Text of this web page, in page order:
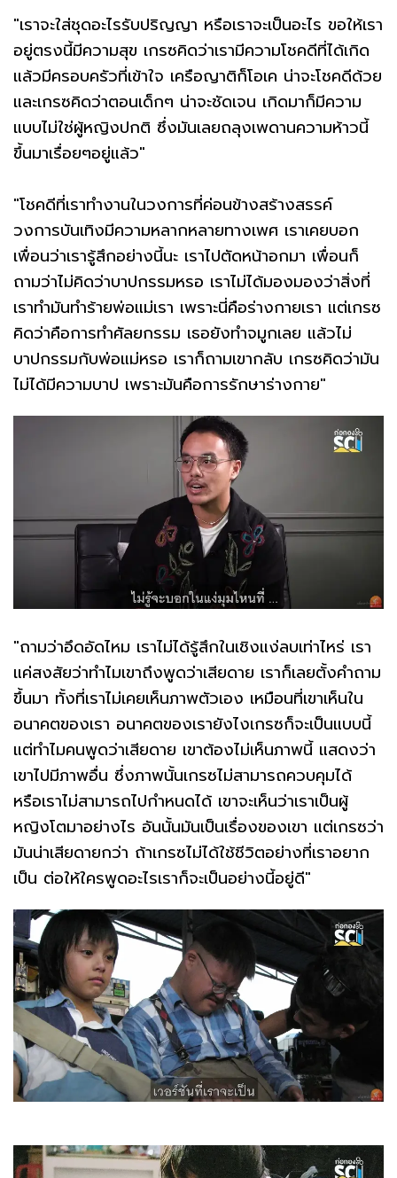
"เราจะใส่ชุดอะไรรับปริญญา หรือเราจะเป็นอะไร ขอให้เรา
อยู่ตรงนี้มีความสุข เกรซคิดว่าเรามีความโชคดีที่ได้เกิด
แล้วมีครอบครัวที่เข้าใจ เครือญาติก็โอเค น่าจะโชคดีด้วย
และเกรซคิดว่าตอนเด็กๆ น่าจะชัดเจน เกิดมาก็มีความ
แบบไม่ใช่ผู้หญิงปกติ ซึ่งมันเลยถลุงเพดานความห้าวนี้
ขึ้นมาเรื่อยๆอยู่แล้ว"
"โชคดีที่เราทำงานในวงการที่ค่อนข้างสร้างสรรค์
วงการบันเทิงมีความหลากหลายทางเพศ เราเคยบอก
เพื่อนว่าเรารู้สึกอย่างนี้นะ เราไปตัดหน้าอกมา เพื่อนก็
ถามว่าไม่คิดว่าบาปกรรมหรอ เราไม่ได้มองมองว่าสิ่งที่
เราทำมันทำร้ายพ่อแม่เรา เพราะนี่คือร่างกายเรา แต่เกรซ
คิดว่าคือการทำศัลยกรรม เธอยังทำจมูกเลย แล้วไม่
บาปกรรมกับพ่อแม่หรอ เราก็ถามเขากลับ เกรซคิดว่ามัน
ไม่ได้มีความบาป เพราะมันคือการรักษาร่างกาย"
"ถามว่าอึดอัดไหม เราไม่ได้รู้สึกในเชิงแง่ลบเท่าไหร่ เรา
แค่สงสัยว่าทำไมเขาถึงพูดว่าเสียดาย เราก็เลยตั้งคำถาม
ขึ้นมา ทั้งที่เราไม่เคยเห็นภาพตัวเอง เหมือนที่เขาเห็นใน
อนาคตของเรา อนาคตของเรายังไงเกรซก็จะเป็นแบบนี้
แต่ทำไมคนพูดว่าเสียดาย เขาต้องไม่เห็นภาพนี้ แสดงว่า
เขาไปมีภาพอื่น ซึ่งภาพนั้นเกรซไม่สามารถควบคุมได้
หรือเราไม่สามารถไปกำหนดได้ เขาจะเห็นว่าเราเป็นผู้
หญิงโตมาอย่างไร อันนั้นมันเป็นเรื่องของเขา แต่เกรซว่า
มันน่าเสียดายกว่า ถ้าเกรซไม่ได้ใช้ชีวิตอย่างที่เราอยาก
เป็น ต่อให้ใครพูดอะไรเราก็จะเป็นอย่างนี้อยู่ดี"